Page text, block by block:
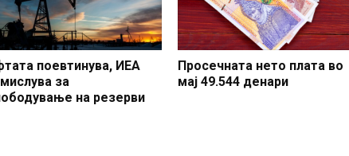
поевтинува, ИЕА
за
на резерви
Просечната нето плата во
мај 49.544 денари